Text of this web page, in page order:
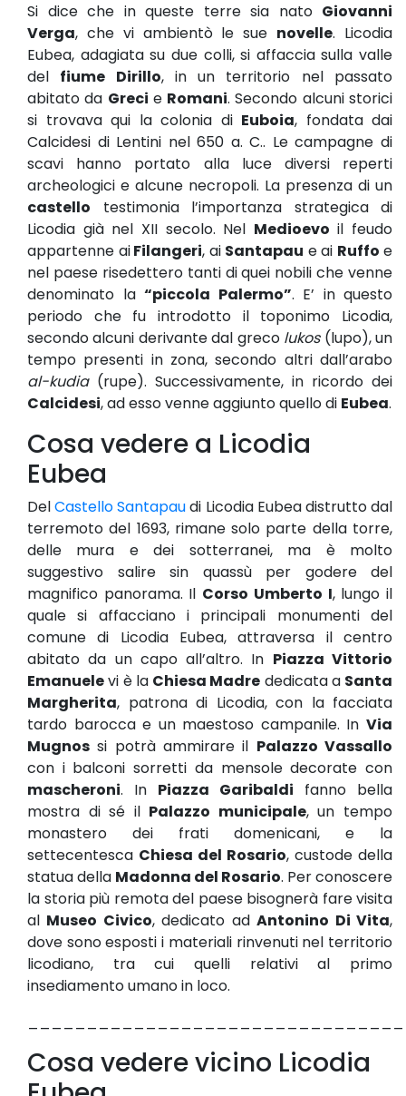
Si dice che in queste terre sia nato Giovanni
Verga, che vi ambientò le sue novelle. Licodia
Eubea, adagiata su due colli, si affaccia sulla valle
del fiume Dirillo, in un territorio nel passato
abitato da Greci e Romani. Secondo alcuni storici
si trovava qui la colonia di Euboia, fondata dai
Calcidesi di Lentini nel 650 a. C.. Le campagne di
scavi hanno portato alla luce diversi reperti
archeologici e alcune necropoli. La presenza di un
castello testimonia l’importanza strategica di
Licodia già nel XII secolo. Nel Medioevo il feudo
appartenne aiFilangeri, ai Santapau e ai Ruffo e
nel paese risedettero tanti di quei nobili che venne
denominato la “piccola Palermo”. E’ in questo
periodo che fu introdotto il toponimo Licodia,
secondo alcuni derivante dal greco lukos(lupo), un
tempo presenti in zona, secondo altri dall’arabo
al-kudia(rupe). Successivamente, in ricordo dei
Calcidesi, ad esso venne aggiunto quello di Eubea.
Cosa vedere a Licodia
Eubea
DelCastello Santapaudi Licodia Eubea distrutto dal
terremoto del 1693, rimane solo parte della torre,
delle mura e dei sotterranei, ma è molto
suggestivo salire sin quassù per godere del
magnifico panorama. Il Corso Umberto I, lungo il
quale si affacciano i principali monumenti del
comune di Licodia Eubea, attraversa il centro
abitato da un capo all’altro. In Piazza Vittorio
Emanuelevi è la Chiesa Madre dedicata a Santa
Margherita, patrona di Licodia, con la facciata
tardo barocca e un maestoso campanile. In Via
Mugnos si potrà ammirare il Palazzo Vassallo
con i balconi sorretti da mensole decorate con
mascheroni. In Piazza Garibaldi fanno bella
mostra di sé il Palazzo municipale, un tempo
monastero dei frati domenicani, e la
settecentesca Chiesa del Rosario, custode della
statua della Madonna del Rosario. Per conoscere
la storia più remota del paese bisognerà fare visita
al Museo Civico, dedicato adAntonino Di Vita,
dove sono esposti i materiali rinvenuti nel territorio
licodiano, tra cui quelli relativi al primo
insediamento umano in loco.
Cosa vedere vicino Licodia